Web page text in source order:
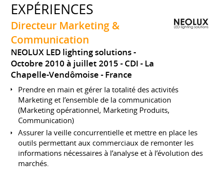
EXPÉRIENCES
Directeur Marketing &
Communication
NEOLUX LED lighting solutions
Octobre 2010 à juillet 2015 CDI
La
Chapelle-Vendômoise
France
Prendre en main et gérer la totalité des activités
Marketing et l’ensemble de la communication
(Marketing opérationnel, Marketing Produits,
Communication)
Assurer la veille concurrentielle et mettre en place les
outils permettant aux commerciaux de remonter les
informations nécessaires à l’analyse et à l’évolution des
marchés.